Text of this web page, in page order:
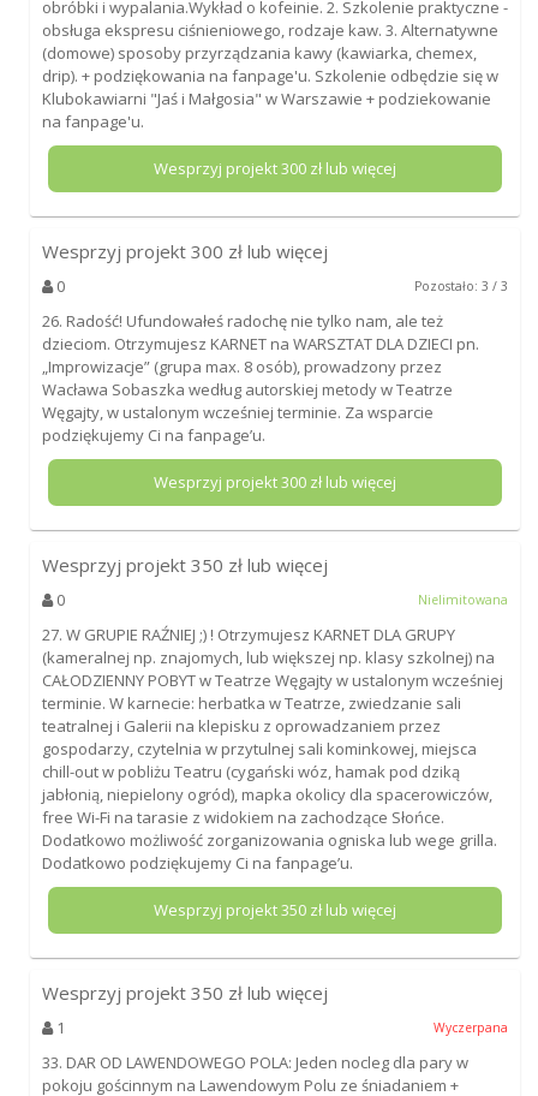
obróbki i wypalania.Wykład o kofeinie. 2. Szkolenie praktyczne -
obsługa ekspresu ciśnieniowego, rodzaje kaw. 3. Alternatywne
(domowe) sposoby przyrządzania kawy (kawiarka, chemex,
drip). + podziękowania na fanpage'u. Szkolenie odbędzie się w
Klubokawiarni "Jaś i Małgosia" w Warszawie + podziekowanie
na fanpage'u.
Wesprzyj projekt300zł lub więcej
Wesprzyj projekt 300 zł lub więcej
0 Pozostało: 3 / 3
26. Radość! Ufundowałeś radochę nie tylko nam, ale też
dzieciom. Otrzymujesz KARNET na WARSZTAT DLA DZIECI pn.
„Improwizacje” (grupa max. 8 osób), prowadzony przez
Wacława Sobaszka według autorskiej metody w Teatrze
Węgajty, w ustalonym wcześniej terminie. Za wsparcie
podziękujemy Ci na fanpage’u.
Wesprzyj projekt300zł lub więcej
Wesprzyj projekt 350 zł lub więcej
0 Nielimitowana
27. W GRUPIE RAŹNIEJ ;) ! Otrzymujesz KARNET DLA GRUPY
(kameralnej np. znajomych, lub większej np. klasy szkolnej) na
CAŁODZIENNY POBYT w Teatrze Węgajty w ustalonym wcześniej
terminie. W karnecie: herbatka w Teatrze, zwiedzanie sali
teatralnej i Galerii na klepisku z oprowadzaniem przez
gospodarzy, czytelnia w przytulnej sali kominkowej, miejsca
chill-out w pobliżu Teatru (cygański wóz, hamak pod dziką
jabłonią, niepielony ogród), mapka okolicy dla spacerowiczów,
free Wi-Fi na tarasie z widokiem na zachodzące Słońce.
Dodatkowo możliwość zorganizowania ogniska lub wege grilla.
Dodatkowo podziękujemy Ci na fanpage’u.
Wesprzyj projekt350zł lub więcej
Wesprzyj projekt 350 zł lub więcej
1 Wyczerpana
33. DAR OD LAWENDOWEGO POLA: Jeden nocleg dla pary w
pokoju gościnnym na Lawendowym Polu ze śniadaniem +